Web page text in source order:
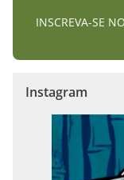
INSCREVA-SE
Instagram